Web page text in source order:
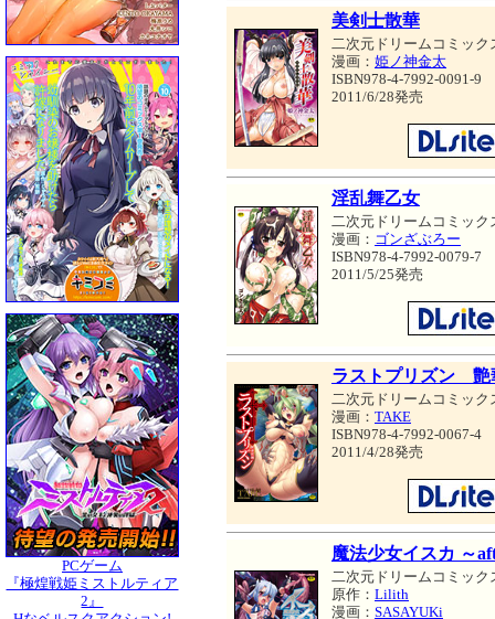
PCゲーム
『極煌戦姫ミストルティア
2』
美剣士散華
二次元ドリームコミック
漫画： 姫ノ神金太
ISBN978-4-7992-0091-9
2011/6/28発売
淫乱舞乙女
二次元ドリームコミック
漫画： ゴンざぶろー
ISBN978-4-7992-0079-7
2011/5/25発売
ラストプリズン 艶
二次元ドリームコミック
漫画： TAKE
ISBN978-4-7992-0067-4
2011/4/28発売
魔法少女イスカ ～
二次元ドリームコミック
原作： Lilith
漫画： SASAYUKi